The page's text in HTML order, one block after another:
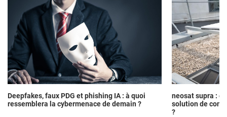
Deepfakes, faux PDG et phishing IA : à quoi
ressemblera la cybermenace de demain ?
neosat supra :
solution de
?